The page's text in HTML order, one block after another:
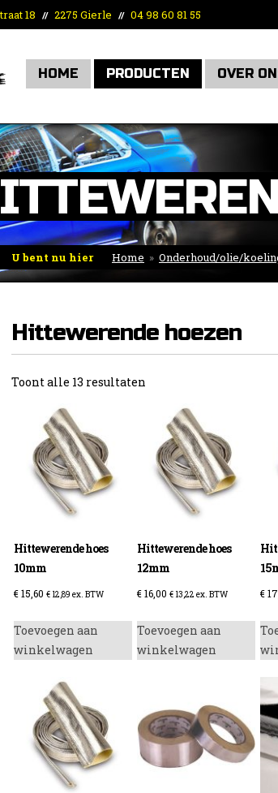
18 // 2275 Gierle // 04 98 60 81 55
HOME PRODUCTEN OVER
U bent nu hier Home » Onderhoud/olie/
Hittewerende hoezen
Toont alle 13 resultaten
prijs:
laag
naar
hoog
Hittewerende hoes
10mm
€15,60 € 12,89 ex. BTW
Toevoegen aan
winkelwagen
Hittewerende hoes
12mm
€16,00 € 13,22 ex. BTW
Toevoegen aan
winkelwagen
€